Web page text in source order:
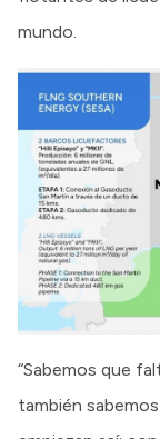
mundo.
“Sabemos que
también